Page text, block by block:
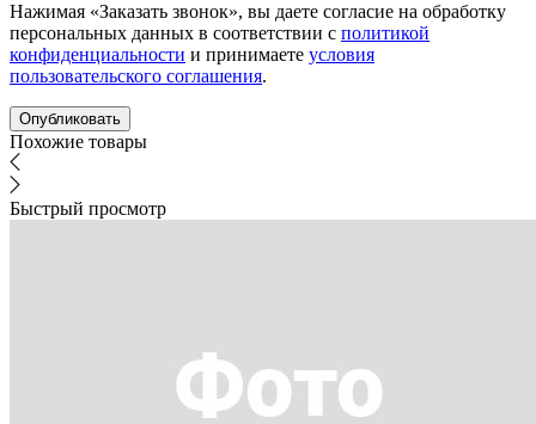
Нажимая «Заказать звонок», вы даете согласие на обработку
персональных данных в соответствии с политикой
конфиденциальности и принимаете условия
пользовательского соглашения.
Похожие товары
Быстрый просмотр